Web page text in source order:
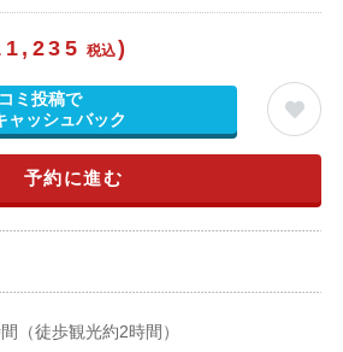
税込)
ミ投稿で
ャッシュバック
予約に進む
（徒歩観光約2時間）